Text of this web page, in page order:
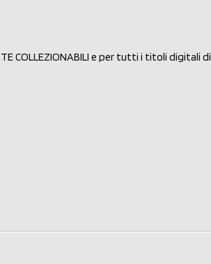
COLLEZIONABILI e per tutti i titoli digitali di